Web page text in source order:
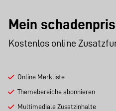
Mein
Kostenlos online
Online Merkliste
Themebereiche abonnieren
Multimediale Zusatzinhalte